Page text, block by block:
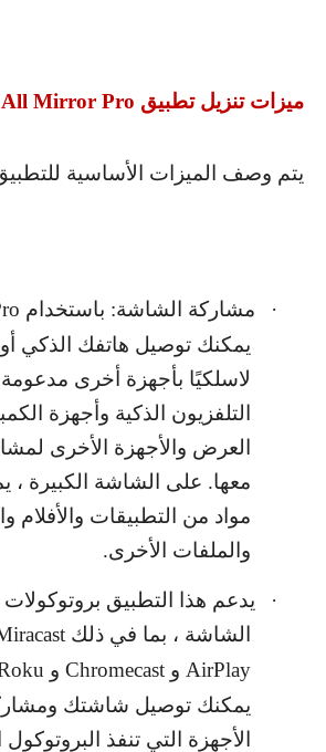
ميزات تنزيل تطبيق All Mirror Pro
يتم وصف الميزات الأساسية
· مشاركة الشاشة: باستخدام
يمكنك توصيل هاتفك الذكي
لاسلكيًا بأجهزة أخرى
التلفزيون الذكية وأجهزة
العرض والأجهزة الأخرى
معها. على الشاشة الكبيرة ،
مواد من التطبيقات والأفلام
والملفات الأخرى.
·
يدعم هذا التطبيق
الشاشة ، بما في ذلك
AirPlay و Chromecast و
يمكنك توصيل شاشتك
الأجهزة التي تنفذ